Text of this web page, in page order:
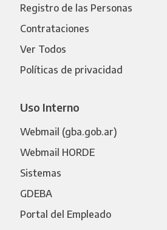
Registro de las Personas
Contrataciones
Ver Todos
Políticas de privacidad
Uso Interno
Webmail (gba.gob.ar)
Webmail HORDE
Sistemas
GDEBA
Portal del Empleado